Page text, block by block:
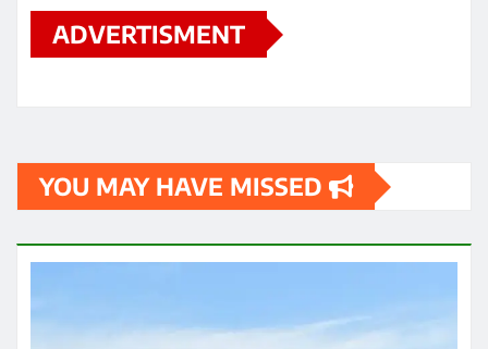
ADVERTISMENT
YOU MAY HAVE MISSED